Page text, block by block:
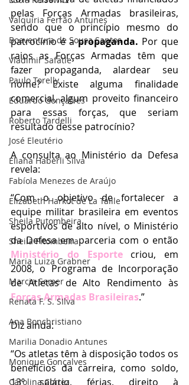
Valquíria Ferrão Antunes
Boaventura de Sousa Santos
Vladimir Safatle
Paulo Torelly
Eduardo Gonçalves
Roberto Tardelli
José Eleutério
Eliana Haberli Silva
Fabíola Menezes de Araújo
Elizabeth Harkot de La Taille
Sheila Putombeira
Sheila Pitombeira
Maria Luiza Grabner
Marcia Semer
Renata F. S. SIlva
Ana Bonchristiano
Marilia Donadio Antunes
Monique Gonçalves
Carolina Cortez
pelas Forças Armadas brasileiras,
sendo que o princípio mesmo do
patrocínio é a propaganda. Por que
raios as Forças Armadas têm que
fazer propaganda, alardear seu
nome? Existe alguma finalidade
comercial, algum proveito financeiro
para essas forças, que seriam
resultado desse patrocínio?
A consulta ao Ministério da Defesa
revela:
“Com o objetivo de fortalecer a
equipe militar brasileira em eventos
esportivos de alto nível, o Ministério
Ministério do Esporte criou, em
2008, o Programa de Incorporação
Forças Armadas Brasileiras.”
Diz ainda:
“Os atletas têm à disposição todos os
benefícios da carreira, como soldo,
13º salário, férias, direito à